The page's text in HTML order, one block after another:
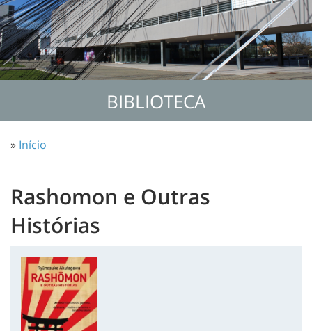
BIBLIOTECA
» Início
Rashomon e Outras
Histórias